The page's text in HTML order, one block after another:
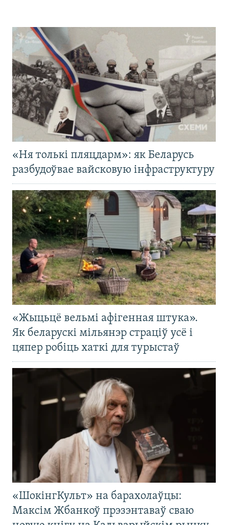
«Ня толькі пляцдарм»: як Беларусь
разбудоўвае вайсковую інфраструктуру
«Жыцьцё вельмі афігенная штука».
Як беларускі мільянэр страціў усё і
цяпер робіць хаткі для турыстаў
«ШокінгКульт» на барахолаўцы:
Максім Жбанкоў прэзэнтаваў сваю